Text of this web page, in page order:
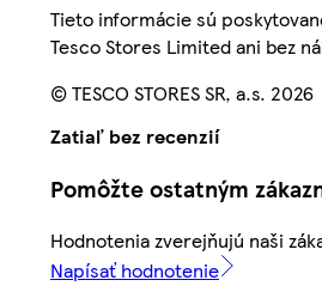
Tieto informácie sú
Tesco Stores Limited ani bez
© TESCO STORES SR, a.s. 2026
Zatiaľ bez recenzií
Pomôžte ostatným
Hodnotenia zverejňujú naši
Napísať hodnotenie